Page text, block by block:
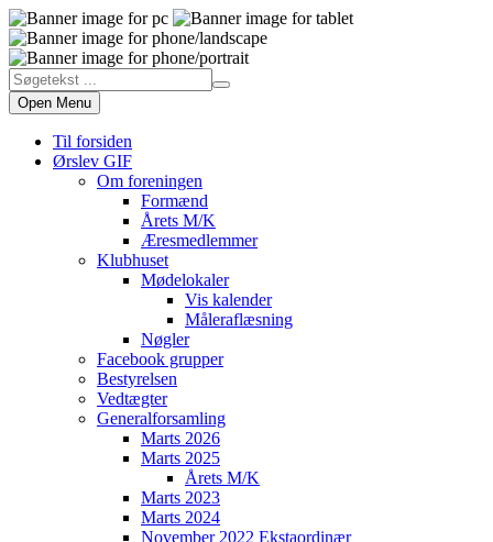
Open Menu
Til forsiden
Ørslev GIF
Om foreningen
Formænd
Årets M/K
Æresmedlemmer
Klubhuset
Mødelokaler
Vis kalender
Måleraflæsning
Nøgler
Facebook grupper
Bestyrelsen
Vedtægter
Generalforsamling
Marts 2026
Marts 2025
Årets M/K
Marts 2023
Marts 2024
November 2022 Ekstaordinær